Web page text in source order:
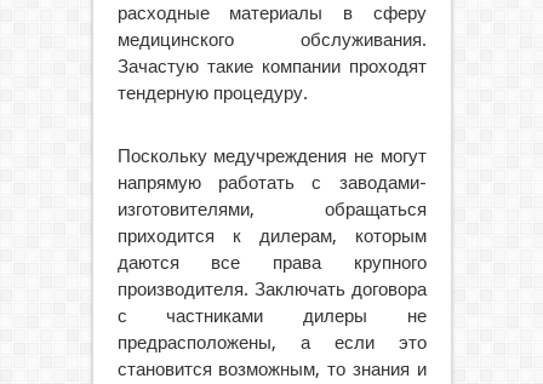
расходные материалы в сферу
медицинского обслуживания.
Зачастую такие компании проходят
тендерную процедуру.
Поскольку медучреждения не могут
напрямую работать с заводами-
изготовителями, обращаться
приходится к дилерам, которым
даются все права крупного
производителя. Заключать договора
с частниками дилеры не
предрасположены, а если это
становится возможным, то знания и